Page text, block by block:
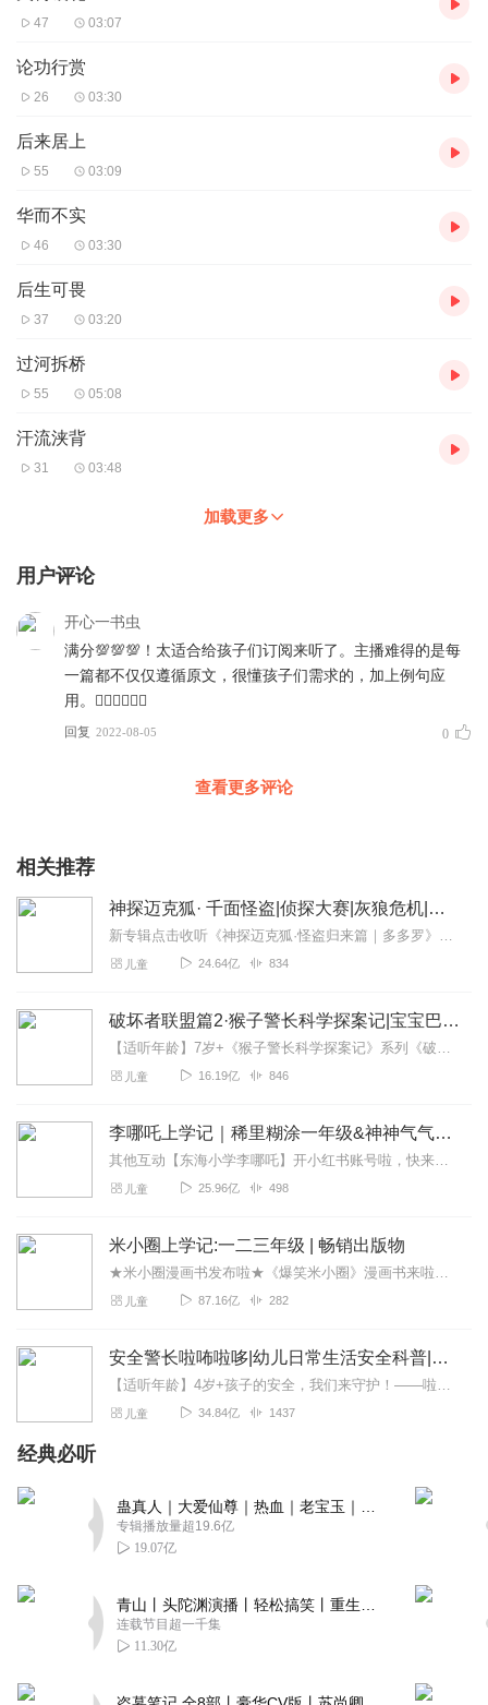
47 03:07
论功行赏
26 03:30
后来居上
55 03:09
华而不实
46 03:30
后生可畏
37 03:20
过河拆桥
55 05:08
汗流浃背
31 03:48
加载更多
用户评论
开心一书虫
满分💯💯💯！太适合给孩子们订阅来听了。主播难得的是每
一篇都不仅仅遵循原文，很懂孩子们需求的，加上例句应
用。👍🏻👍🏻👍🏻
回复 2022-08-05 0
查看更多评论
相关推荐
神探迈克狐· 千面怪盗|侦探大赛|灰狼危机|多多罗
新专辑点击收听《神探迈克狐·怪盗归来篇｜多多罗》！！！>>>点击进入主播橱窗购买《神探迈克狐》系列图书吧!<<<多多罗故事【点击前往】收听多多罗其他好玩有趣的故...
儿童 24.64亿 834
破坏者联盟篇2·猴子警长科学探案记|宝宝巴士故事
【适听年龄】7岁+《猴子警长科学探案记》系列《破坏者联盟篇1·猴子警长科学探案记》>>>《破坏者联盟篇2·猴子警长科学探案记》>>>《破坏者联盟篇3·猴子警长科...
儿童 16.19亿 846
李哪吒上学记｜稀里糊涂一年级&神神气气二年级
其他互动【东海小学李哪吒】开小红书账号啦，快来关注和李哪吒成为好朋友！有机会免费领儿童会员、官方周边！【点击加入】东海小学广播站圈子，更多互动！李哪吒全新冒险番...
儿童 25.96亿 498
米小圈上学记:一二三年级 | 畅销出版物
★米小圈漫画书发布啦★《爆笑米小圈》漫画书来啦《米小圈上学记》一二三年级正版广播剧！《米小圈上学记》系列是儿童作家北猫最新创作的儿童小说系列，作品诙谐幽默、好...
儿童 87.16亿 282
安全警长啦咘啦哆|幼儿日常生活安全科普|宝宝巴士
【适听年龄】4岁+孩子的安全，我们来守护！——啦咘啦哆警长宣孩子天生爱冒险，好奇心爆棚！不是在大马路上比赛跑，就是踩着椅子上下跳，怎样才能保护孩子平安长大？听...
儿童 34.84亿 1437
经典必听
专辑播放量超19.6亿
19.07亿
连载节目超一千集
11.30亿